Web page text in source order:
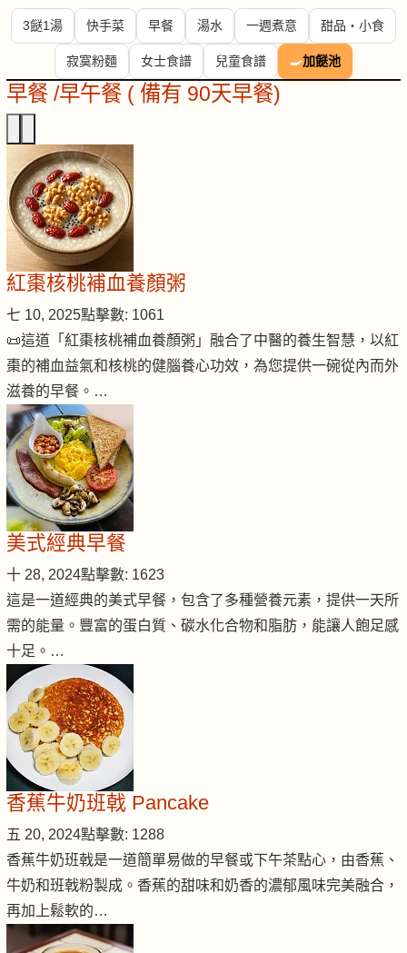
3餸1湯 快手菜 早餐 湯水 一週煮意 甜品・小食
寂寞粉麵 女士食譜 兒童食譜 🍳加餸池
早餐 /早午餐 ( 備有 90天早餐)
紅棗核桃補血養顏粥
七 10, 2025點擊數: 1061
📜這道「紅棗核桃補血養顏粥」融合了中醫的養生智慧，以紅
棗的補血益氣和核桃的健腦養心功效，為您提供一碗從內而外
滋養的早餐。…
美式經典早餐
十 28, 2024點擊數: 1623
這是一道經典的美式早餐，包含了多種營養元素，提供一天所
需的能量。豐富的蛋白質、碳水化合物和脂肪，能讓人飽足感
十足。…
香蕉牛奶班戟 Pancake
五 20, 2024點擊數: 1288
香蕉牛奶班戟是一道簡單易做的早餐或下午茶點心，由香蕉、
牛奶和班戟粉製成。香蕉的甜味和奶香的濃郁風味完美融合，
再加上鬆軟的…